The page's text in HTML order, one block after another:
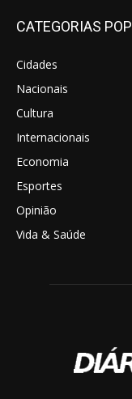
CATEGORIAS
Cidades
Nacionais
Cultura
Internacionais
Economia
Esportes
Opinião
Vida & Saúde